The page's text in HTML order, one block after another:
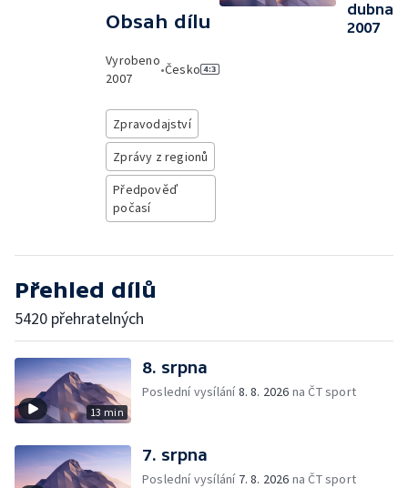
Obsah dílu
Vyrobeno
2007
•Česko
Zpravodajství
Zprávy z regionů
Předpověď
počasí
dubna
2007
Přehled dílů
5420 přehratelných
13 min
8. srpna
Poslední vysílání8. 8. 2026 na ČT sport
7. srpna
Poslední vysílání 7. 8. 2026 na ČT sport